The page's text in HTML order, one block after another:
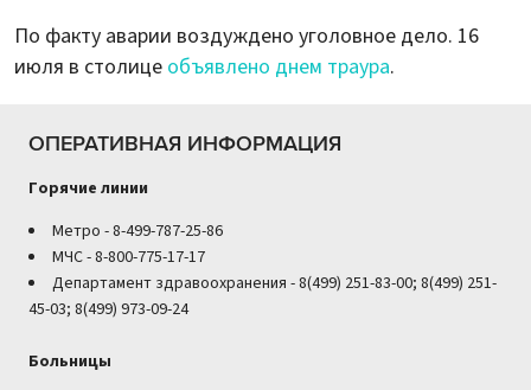
По факту аварии воздуждено уголовное дело. 16
июля в столице объявлено днем траура.
ОПЕРАТИВНАЯ ИНФОРМАЦИЯ
Горячие линии
Метро - 8-499-787-25-86
МЧС - 8-800-775-17-17
Департамент здравоохранения - 8(499) 251-83-00; 8(499) 251-
45-03; 8(499) 973-09-24
Больницы